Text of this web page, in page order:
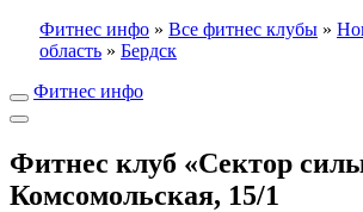
Фитнес инфо » Все фитнес клубы »
область » Бердск
Фитнес инфо
Фитнес клуб «Сектор
Комсомольская, 15/1